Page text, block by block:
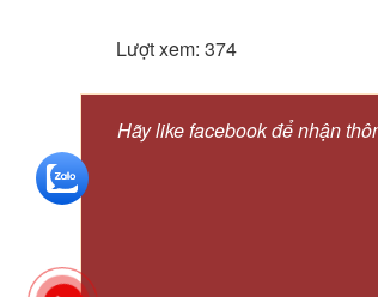
Lượt xem: 374
Hãy like facebook để nhận